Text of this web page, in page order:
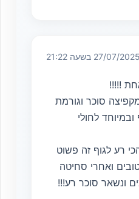
27/07/2025 בשעה 21:22
!!!!!
סוכר וגורמת
לחולי
רע לגוף זה פשוט
ואחרי סחיטה
ונשאר סוכר רע!!!